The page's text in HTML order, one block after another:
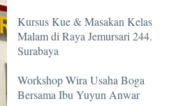
Kursus Kue & Masakan Kelas
Malam di Raya Jemursari 244.
Surabaya
Workshop Wira Usaha Boga
Bersama Ibu Yuyun Anwar